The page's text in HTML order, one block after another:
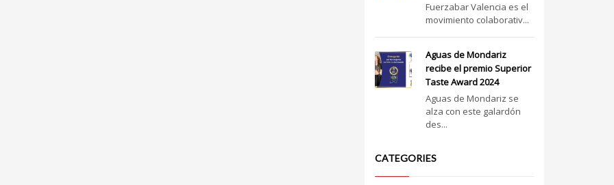
Fuerzabar Valencia es el
movimiento colaborativ...
Aguas de Mondariz
recibe el premio Superior
Taste Award 2024
Aguas de Mondariz se
alza con este galardón
des...
CATEGORIES